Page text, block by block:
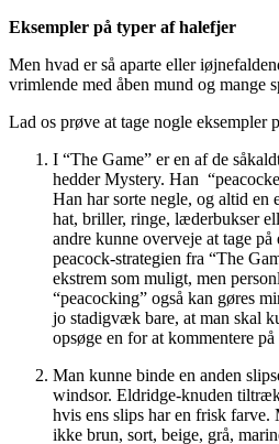
Eksempler på typer af halefjer
Men hvad er så aparte eller
vrimlende med åben mund og mange
Lad os prøve at tage nogle eksempler
I “The Game” er en af de
hedder Mystery. Han
Han har sorte negle, og altid en
hat, briller, ringe, læderbukser
andre kunne overveje at tage
peacock-strategien fra “The
ekstrem som muligt, men
“peacocking” også kan gøres
jo stadigvæk bare, at man skal
opsøge en for at kommentere på
Man kunne binde en anden
windsor. Eldridge-knuden
hvis ens slips har en frisk farve.
ikke brun, sort, beige, grå,